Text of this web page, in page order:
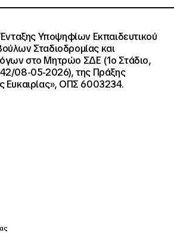
Ένταξης Υποψηφίων Εκπαιδευτικού
Σταδιοδρομίας και
στο Μητρώο ΣΔΕ (1ο Στάδιο,
08-05-2026), της Πράξης
Ευκαιρίας», ΟΠΣ 6003234.